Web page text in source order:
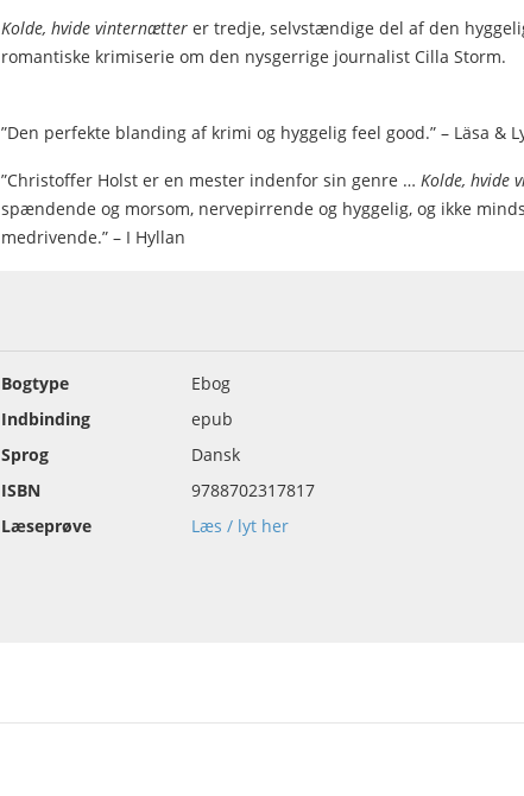
Kolde, hvide vinternætter er tredje, selvstændige del af den
romantiske krimiserie om den nysgerrige journalist Cilla Storm.
”Den perfekte blanding af krimi og hyggelig feel good.” – Läsa &
”Christoffer Holst er en mester indenfor sin genre … Kolde, hvide
spændende og morsom, nervepirrende og hyggelig, og ikke
medrivende.” – I Hyllan
Bogtype
Ebog
Indbinding
epub
Sprog
Dansk
ISBN
9788702317817
Læseprøve
Læs / lyt her